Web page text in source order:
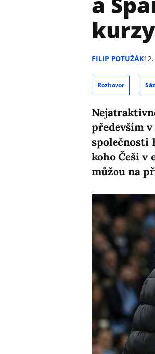
FILIP POTUŽÁK
Rozhovor
především
společnosti
koho Češi v
můžou na